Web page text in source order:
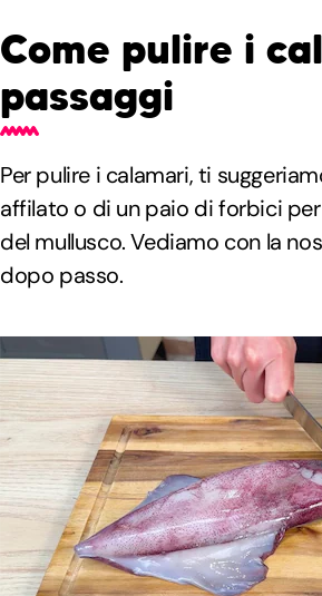
Come pulire i
passaggi
Per pulire i calamari, ti
affilato o di un paio di forbici
del mullusco. Vediamo con la
dopo passo.